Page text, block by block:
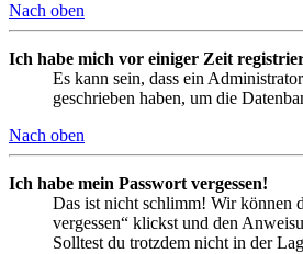
Nach oben
Ich habe mich vor einiger Zeit
Es kann sein, dass ein
geschrieben haben, um die
Nach oben
Ich habe mein Passwort vergessen!
Das ist nicht schlimm! Wir können
vergessen“ klickst und den
Solltest du trotzdem nicht in der